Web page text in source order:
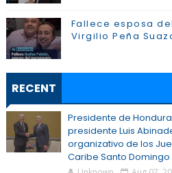
Fallece esposa
Virgilio Peña
RECENT
Presidente de
presidente Luis
organizativo de los
Caribe Santo Domingo